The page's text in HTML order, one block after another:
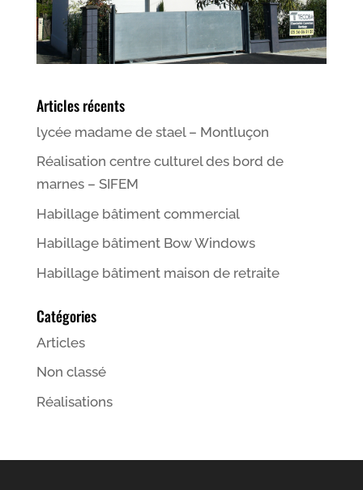
Articles récents
lycée madame de stael – Montluçon
Réalisation centre culturel des bord de
marnes – SIFEM
Habillage bâtiment commercial
Habillage bâtiment Bow Windows
Habillage bâtiment maison de retraite
Catégories
Articles
Non classé
Réalisations